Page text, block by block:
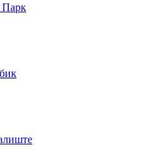
Парк